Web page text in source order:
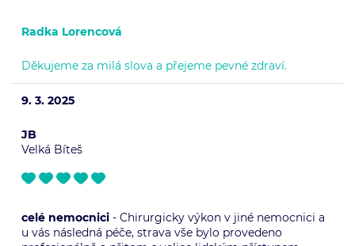
Radka Lorencová
Děkujeme za milá slova a přejeme pevné zdraví.
9. 3. 2025
JB
Velká Bíteš
celé nemocnici - Chirurgicky výkon v jiné nemocnici a
u vás následná péče, strava vše bylo provedeno